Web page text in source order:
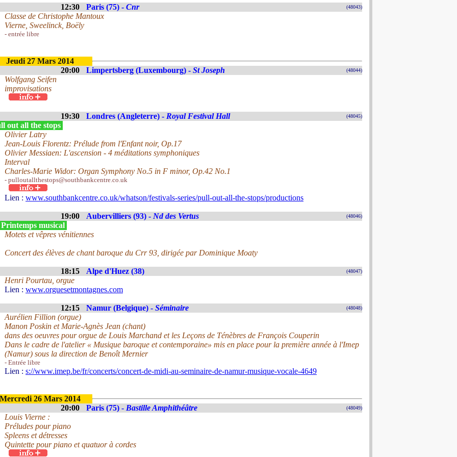
12:30 Paris (75) - Cnr (48043)
Classe de Christophe Mantoux
Vierne, Sweelinck, Boëly
- entrée libre
Jeudi 27 Mars 2014
20:00
Limpertsberg (Luxembourg) - St Joseph (48044)
Wolfgang Seifen
improvisations
19:30 Londres (Angleterre) - Royal Festival Hall (48045)
out all the stops
Olivier Latry
Jean-Louis Florentz: Prélude from l'Enfant noir, Op.17
Olivier Messiaen: L'ascension - 4 méditations symphoniques
Interval
Charles-Marie Widor: Organ Symphony No.5 in F minor, Op.42 No.1
- pulloutallthestops@southbankcentre.co.uk
Lien : www.southbankcentre.co.uk/whatson/festivals-series/pull-out-all-the-stops/productions
19:00 Aubervilliers (93) - Nd des Vertus (48046)
Printemps musical
Motets et vêpres vénitiennes
Concert des élèves de chant baroque du Crr 93, dirigée par Dominique Moaty
18:15 Alpe d'Huez (38) (48047)
Henri Pourtau, orgue
Lien : www.orguesetmontagnes.com
12:15 Namur (Belgique) - Séminaire (48048)
Aurélien Fillion (orgue)
Manon Poskin et Marie-Agnès Jean (chant)
dans des oeuvres pour orgue de Louis Marchand et les Leçons de Ténèbres de François Couperin
Dans le cadre de l'atelier « Musique baroque et contemporaine» mis en place pour la première année à l'Imep
(Namur) sous la direction de Benoît Mernier
- Entrée libre
Lien : s://www.imep.be/fr/concerts/concert-de-midi-au-seminaire-de-namur-musique-vocale-4649
Mercredi 26 Mars 2014
20:00
Paris (75) - Bastille Amphithéâtre (48049)
Louis Vierne :
Préludes pour piano
Spleens et détresses
Quintette pour piano et quatuor à cordes